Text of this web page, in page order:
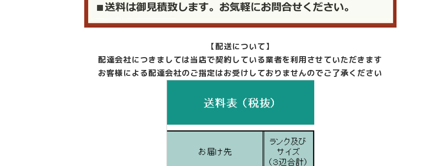
ア
事
チ
ェ
ア
キ
ス
ー
【配送について】
配達会社につきましては当店で契約している業者を利用させていただきます
お客様による配達会社のご指定はお受けしておりませんのでご了承ください